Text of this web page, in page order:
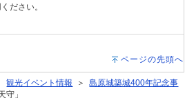
ださい。
ページの先頭へ
観光イベント情報 ＞島原城築城400年記念事
守」